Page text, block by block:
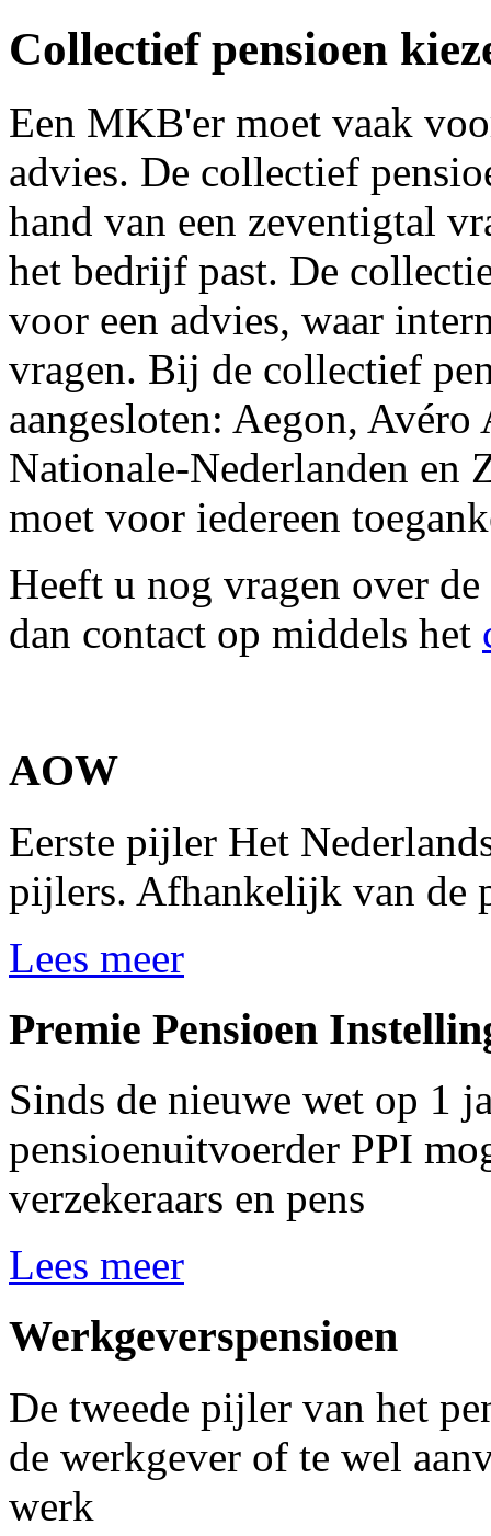
Collectief pensioen
Een MKB'er moet vaak
advies. De collectief
hand van een zeventigtal
het bedrijf past. De
voor een advies, waar
vragen. Bij de collectief
aangesloten: Aegon,
Nationale-Nederlanden en
moet voor iedereen
Heeft u nog vragen over
dan contact op middels het
AOW
Eerste pijler Het
pijlers. Afhankelijk van de
Lees meer
Premie Pensioen
Sinds de nieuwe wet op 1
pensioenuitvoerder PPI
verzekeraars en pens
Lees meer
Werkgeverspensioen
De tweede pijler van het
de werkgever of te wel
werk